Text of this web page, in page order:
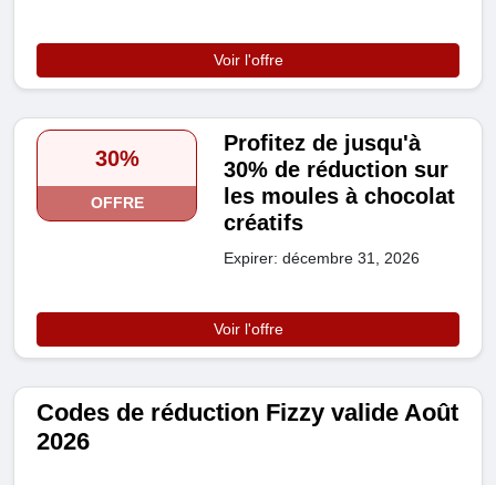
Voir l'offre
30%
OFFRE
Profitez de jusqu'à
30% de réduction sur
les moules à chocolat
créatifs
Expirer: décembre 31, 2026
Voir l'offre
Codes de réduction Fizzy valide Août
2026